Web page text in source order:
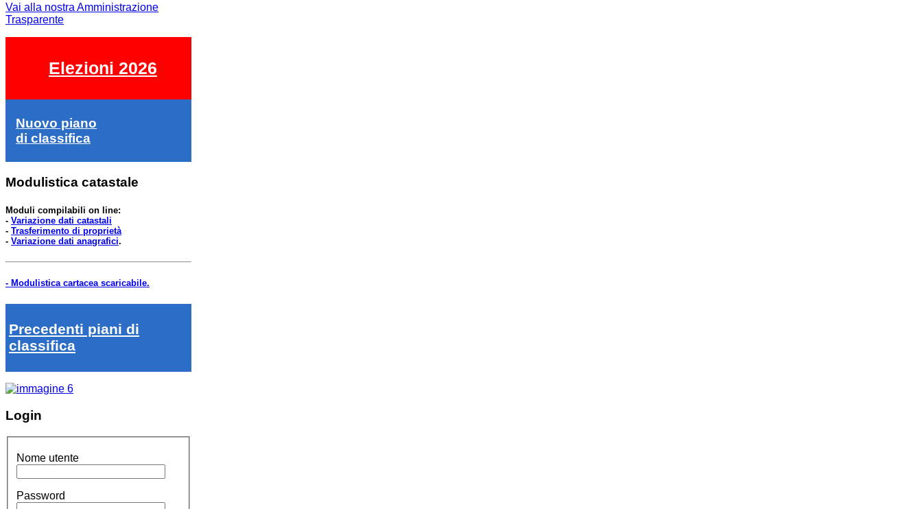
Vai alla nostra Amministrazione
Trasparente
Elezioni 2026
Nuovo piano
di classifica
Modulistica catastale
Moduli compilabili on line:
- Variazione dati catastali
- Trasferimento di proprietà
- Variazione dati anagrafici.
- Modulistica cartacea scaricabile.
Precedenti piani di
classifica
Login
Nome utente
Password